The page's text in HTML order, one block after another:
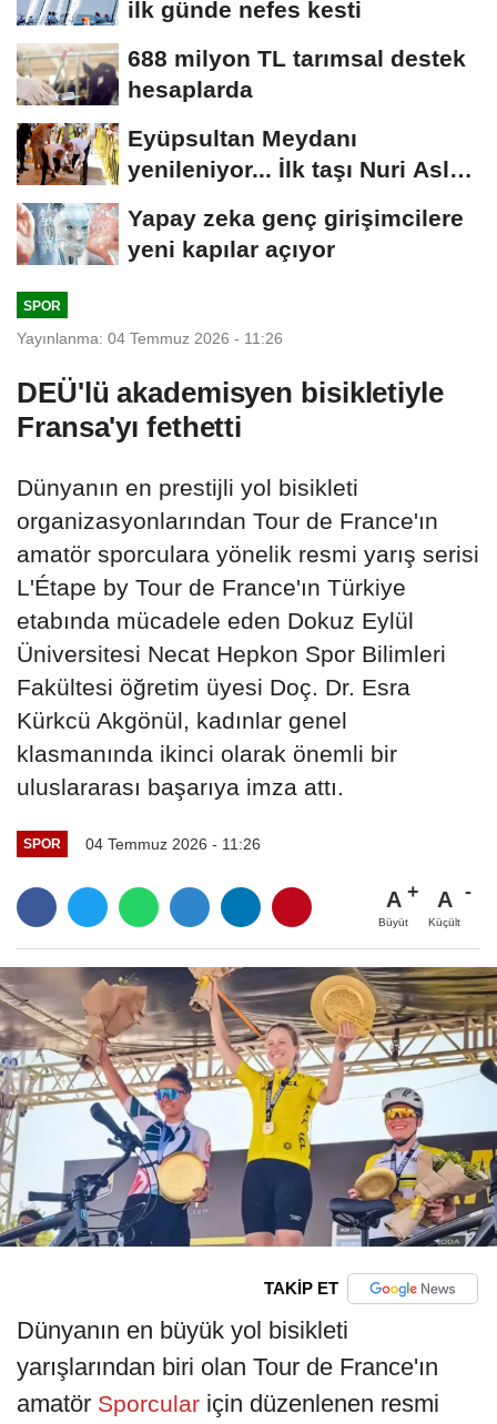
ilk günde nefes kesti
688 milyon TL tarımsal destek
hesaplarda
Eyüpsultan Meydanı
yenileniyor... İlk taşı Nuri Aslan
Yapay zeka genç girişimcilere
yeni kapılar açıyor
SPOR
Yayınlanma: 04 Temmuz 2026 - 11:26
DEÜ'lü akademisyen bisikletiyle
Fransa'yı fethetti
Dünyanın en prestijli yol bisikleti
organizasyonlarından Tour de France'ın
amatör sporculara yönelik resmi yarış serisi
L'Étape by Tour de France'ın Türkiye
etabında mücadele eden Dokuz Eylül
Üniversitesi Necat Hepkon Spor Bilimleri
Fakültesi öğretim üyesi Doç. Dr. Esra
Kürkcü Akgönül, kadınlar genel
klasmanında ikinci olarak önemli bir
uluslararası başarıya imza attı.
SPOR 04 Temmuz 2026 - 11:26
A
Büyüt
A
Küçült
TAKİP ET
Dünyanın en büyük yol bisikleti
yarışlarından biri olan Tour de France'ın
amatör Sporcular için düzenlenen resmi